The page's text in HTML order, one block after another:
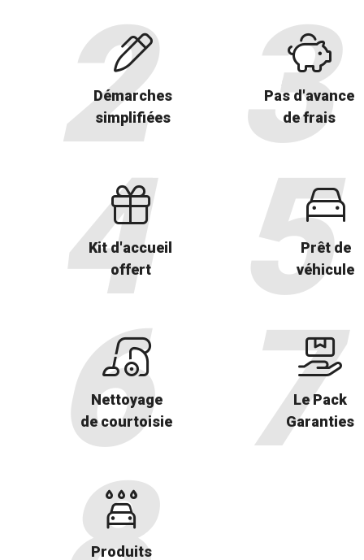
Démarches
simplifiées
Pas d'avance
de frais
Kit d'accueil
offert
Prêt de
véhicule
Nettoyage
de courtoisie
Le Pack
Garanties
Produits